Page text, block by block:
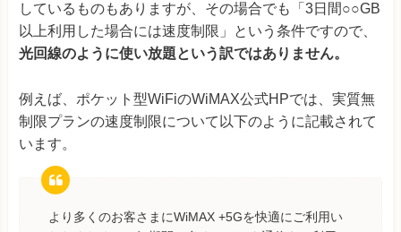
しているものもありますが、その場合でも「3日間○○GB
以上利用した場合には速度制限」という条件ですので、
光回線のように使い放題という訳ではありません。
例えば、ポケット型WiFiのWiMAX公式HPでは、実質無
制限プランの速度制限について以下のように記載されて
います。
より多くのお客さまにWiMAX +5Gを快適にご利用い